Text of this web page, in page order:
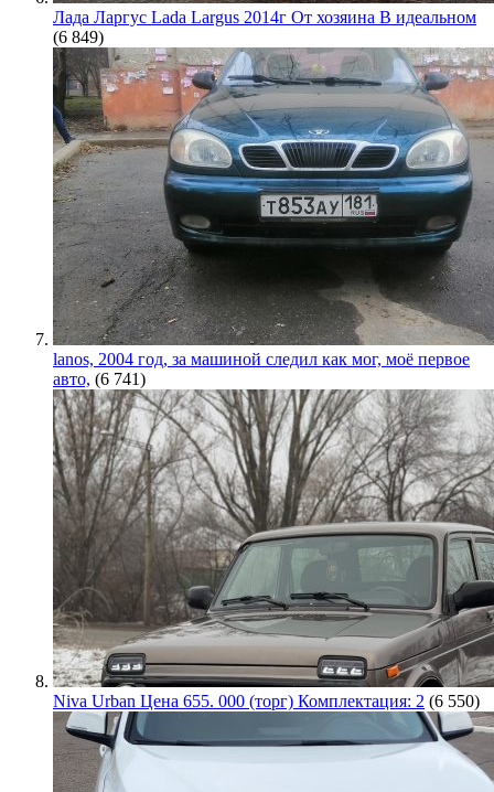
Лада Ларгус Lada Largus 2014г От хозяина В идеальном
(6 849)
lanos, 2004 год, за машиной следил как мог, моё первое
авто, (6 741)
Niva Urban Цена 655. 000 (торг) Комплектация: 2 (6 550)